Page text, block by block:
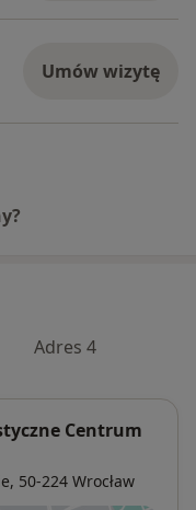
Umów wizytę
Adres 4
Centrum
, 50-224 Wrocław